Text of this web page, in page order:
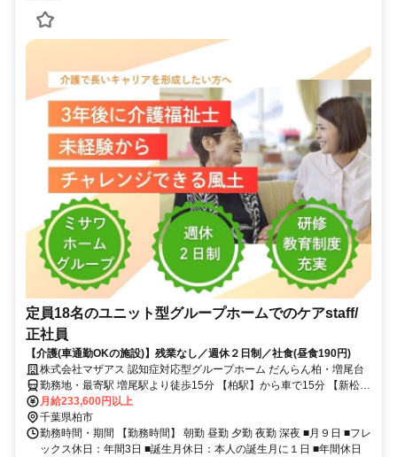
定員18名のユニット型グループホームでのケアstaff/
正社員
【介護(車通勤OKの施設)】残業なし／週休２日制／社食(昼食190円)
株式会社マザアス 認知症対応型グループホーム だんらん柏・増尾台
勤務地・最寄駅 増尾駅より徒歩15分 【柏駅】から車で15分 【新松戸
駅】から車で14分
月給233,600円以上
千葉県柏市
勤務時間・期間 【勤務時間】 朝勤 昼勤 夕勤 夜勤 深夜 ■月９日 ■フレ
ックス休日：年間3日 ■誕生月休日：本人の誕生月に１日 ■年間休日